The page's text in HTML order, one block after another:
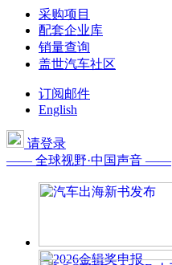
采购项目
配套企业库
销量查询
盖世汽车社区
订阅邮件
English
请登录
—— 全球视野·中国声音 ——